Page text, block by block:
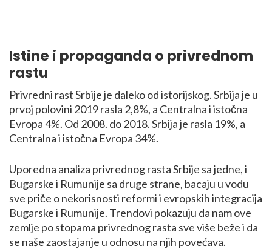
Istine i propaganda o privrednom
rastu
Privredni rast Srbije je daleko od istorijskog. Srbija je u
prvoj polovini 2019 rasla 2,8%, a Centralna i istočna
Evropa 4%. Od 2008. do 2018. Srbija je rasla 19%, a
Centralna i istočna Evropa 34%.
Uporedna analiza privrednog rasta Srbije sa jedne, i
Bugarske i Rumunije sa druge strane, bacaju u vodu
sve priče o nekorisnosti reformi i evropskih integracija
Bugarske i Rumunije. Trendovi pokazuju da nam ove
zemlje po stopama privrednog rasta sve više beže i da
se naše zaostajanje u odnosu na njih povećava.